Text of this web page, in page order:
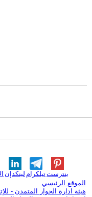
لينكدإن تيلكرامبنترست
الموقع الرئيسي
هيئة ادارة الحوار المتمدن -